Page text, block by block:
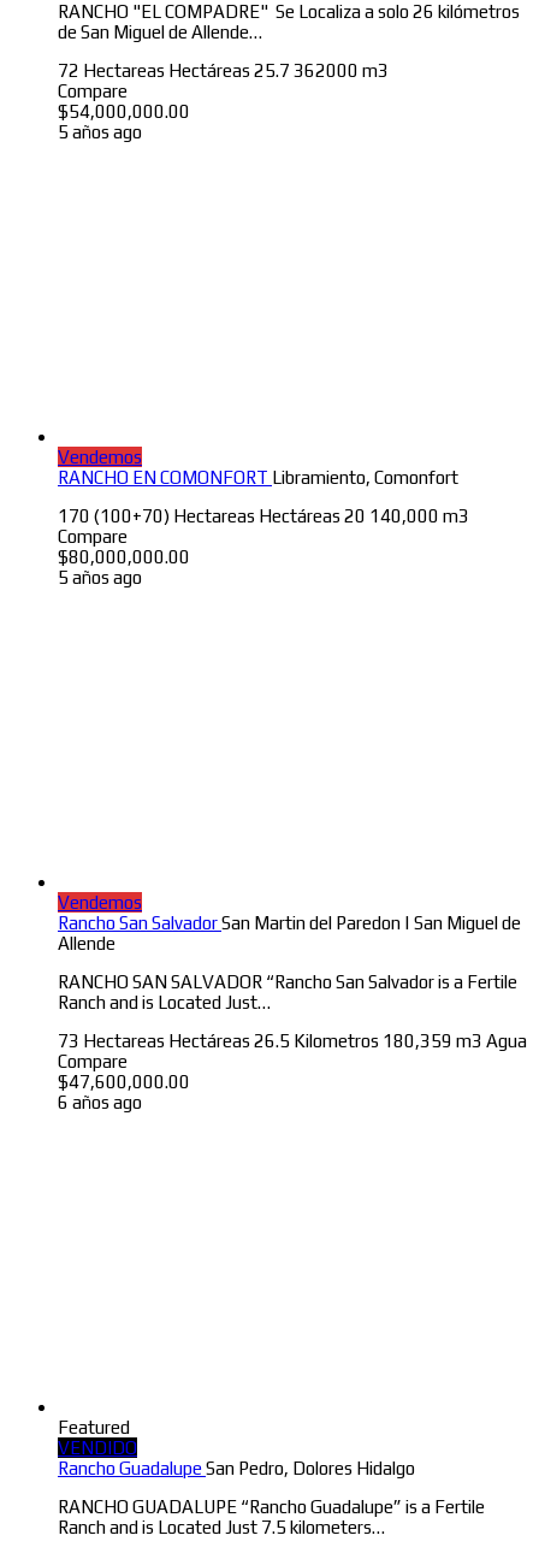
RANCHO "EL COMPADRE" Se Localiza a solo 26 kilómetros
de San Miguel de Allende…
72 Hectareas Hectáreas 25.7 362000 m3
Compare
$54,000,000.00
5 años ago
Vendemos
RANCHO EN COMONFORT Libramiento, Comonfort
170 (100+70) Hectareas Hectáreas 20 140,000 m3
Compare
$80,000,000.00
5 años ago
Vendemos
Rancho San SalvadorSan Martin del Paredon | San Miguel de
Allende
RANCHO SAN SALVADOR “Rancho San Salvador is a Fertile
Ranch and is Located Just…
73 Hectareas Hectáreas 26.5 Kilometros 180,359 m3 Agua
Compare
$47,600,000.00
6 años ago
Featured
VENDIDO
Rancho Guadalupe San Pedro, Dolores Hidalgo
RANCHO GUADALUPE “Rancho Guadalupe” is a Fertile
Ranch and is Located Just 7.5 kilometers…